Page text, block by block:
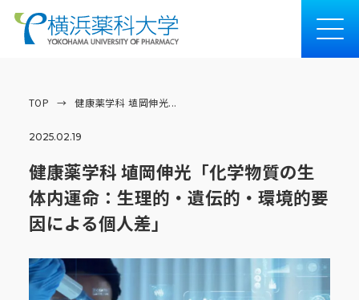
TOP → 健康薬学科 埴岡伸光...
2025.02.19
健康薬学科 埴岡伸光「化学物質の生
体内運命：生理的・遺伝的・環境的要
因による個人差」